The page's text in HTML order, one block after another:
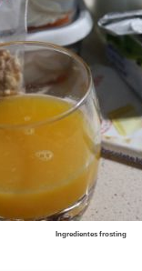
Ingredientes frosting